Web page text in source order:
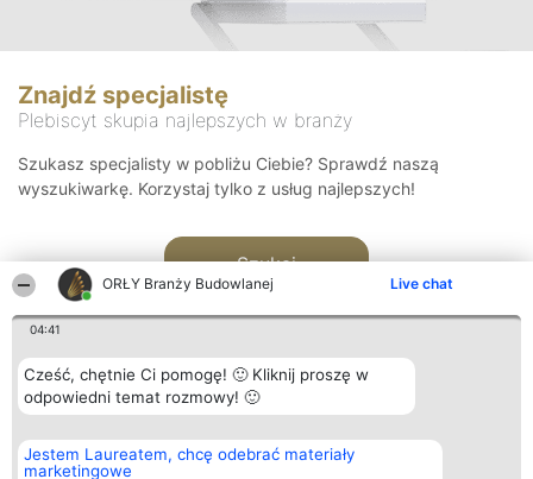
ORŁY Branży Budowlanej Live chat
04:41
Cześć, chętnie Ci pomogę! 🙂 Kliknij proszę w
odpowiedni temat rozmowy! 🙂
Jestem Laureatem, chcę odebrać materiały
marketingowe
Znajdź specjalistę
Plebiscyt skupia najlepszych w branży
Szukasz specjalisty w pobliżu Ciebie? Sprawdź naszą
wyszukiwarkę. Korzystaj tylko z usług najlepszych!
Szukaj
Organizator plebiscytu
Bright Side Solutions sp. z o.
o. sp. k.
Plebiscyt
Laureaci
Kontakt
Kontakt